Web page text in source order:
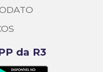
da R3